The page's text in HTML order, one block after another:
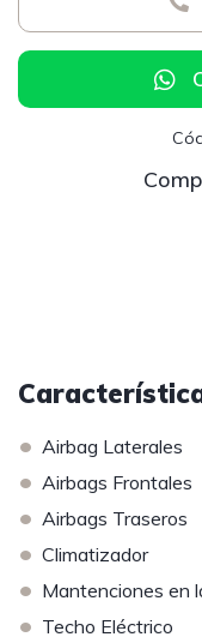
• Airbag Laterales
• Airbags Frontales
• Airbags Traseros
• Climatizador
• Mantenciones en
• Techo Eléctrico